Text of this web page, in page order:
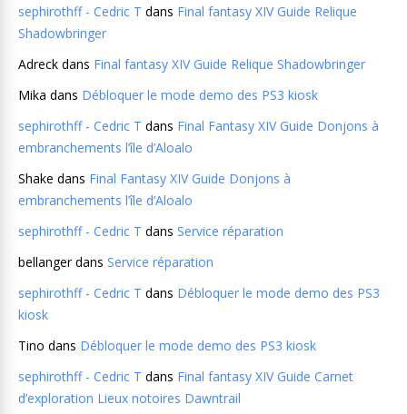
sephirothff - Cedric T dans Final fantasy XIV Guide Relique
Shadowbringer
Adreck dans Final fantasy XIV Guide Relique Shadowbringer
Mika dans Débloquer le mode demo des PS3 kiosk
sephirothff - Cedric T dans Final Fantasy XIV Guide Donjons à
embranchements l’île d’Aloalo
Shake dans Final Fantasy XIV Guide Donjons à
embranchements l’île d’Aloalo
sephirothff - Cedric T dans Service réparation
bellangerdans Service réparation
sephirothff - Cedric T dans Débloquer le mode demo des PS3
kiosk
Tino dans Débloquer le mode demo des PS3 kiosk
sephirothff - Cedric T dans Final fantasy XIV Guide Carnet
d’exploration Lieux notoires Dawntrail